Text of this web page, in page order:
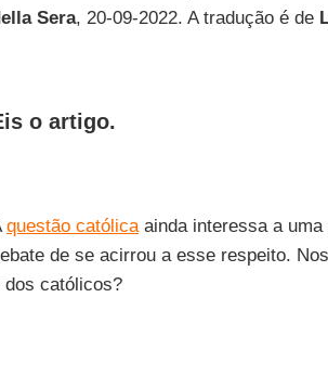
Sera, 20-09-2022. A tradução é de
o artigo.
questão católicaainda interessa a uma
de se acirrou a esse respeito.
dos católicos?